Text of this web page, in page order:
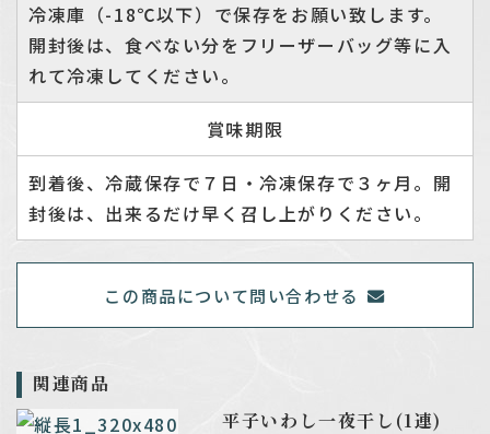
冷凍庫（-18℃以下）で保存をお願い致します。
開封後は、食べない分をフリーザーバッグ等に入
れて冷凍してください。
賞味期限
到着後、冷蔵保存で７日・冷凍保存で３ヶ月。開
封後は、出来るだけ早く召し上がりください。
この商品について問い合わせる
関連商品
平子いわし一夜干し(1連)